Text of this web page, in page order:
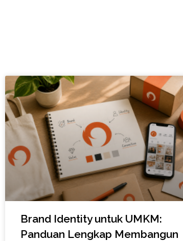
Brand Identity untuk UMKM:
Panduan Lengkap Membangun